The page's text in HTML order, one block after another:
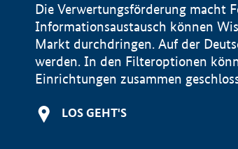
Die Verwertungsförderung macht
Informationsaustausch können
Markt durchdringen. Auf der
werden. In den Filteroptionen
Einrichtungen zusammen
LOS GEHT'S